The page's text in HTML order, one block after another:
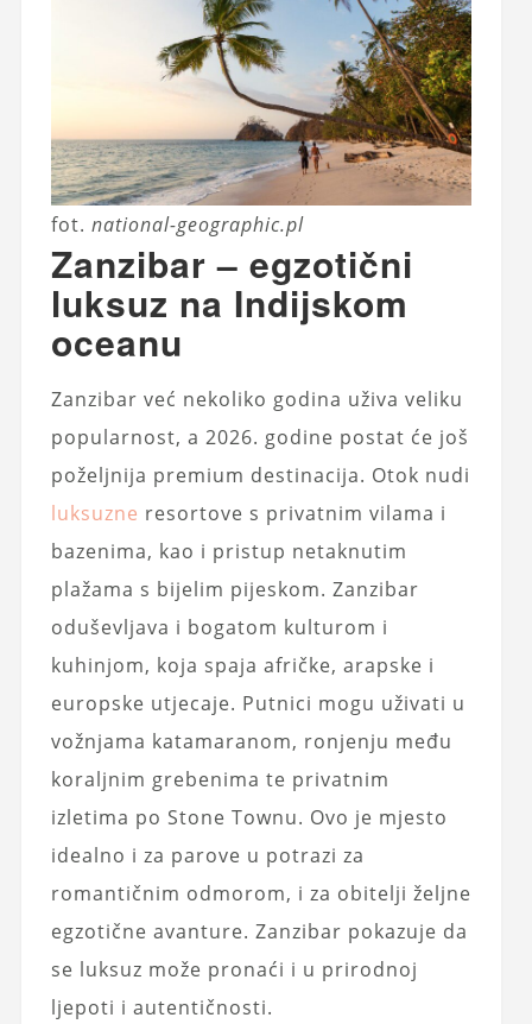
fot. national-geographic.pl
Zanzibar – egzotični
luksuz na Indijskom
oceanu
Zanzibar već nekoliko godina uživa veliku
popularnost, a 2026. godine postat će još
poželjnija premium destinacija. Otok nudi
luksuzne resortove s privatnim vilama i
bazenima, kao i pristup netaknutim
plažama s bijelim pijeskom. Zanzibar
oduševljava i bogatom kulturom i
kuhinjom, koja spaja afričke, arapske i
europske utjecaje. Putnici mogu uživati u
vožnjama katamaranom, ronjenju među
koraljnim grebenima te privatnim
izletima po Stone Townu. Ovo je mjesto
idealno i za parove u potrazi za
romantičnim odmorom, i za obitelji željne
egzotične avanture. Zanzibar pokazuje da
se luksuz može pronaći i u prirodnoj
ljepoti i autentičnosti.